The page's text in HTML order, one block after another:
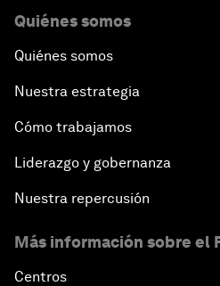
Quiénes somos
Quiénes somos
Nuestra estrategia
Cómo trabajamos
Liderazgo y gobernanza
Nuestra repercusión
Más información sobre el
Centros